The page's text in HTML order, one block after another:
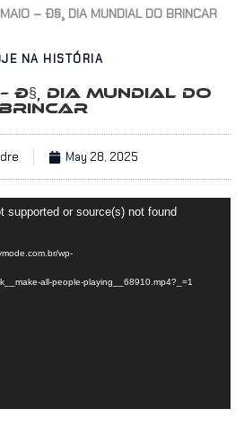
– Ð§¸ DIA MUNDIAL DO BRINCAR
NA HISTÓRIA
DIA MUNDIAL DO
BRINCAR
May 28, 2025
supported or source(s) not found
wp-
all-people-playing__68910.mp4?_=1